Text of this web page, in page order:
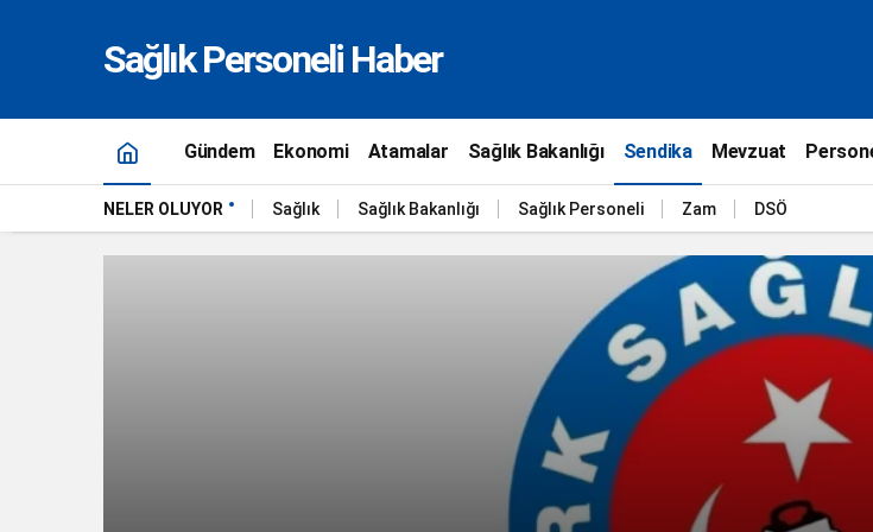
Sağlık Personeli Haber
Gündem Ekonomi Atamalar Sağlık Bakanlığı Sendika Mevzuat
NELER OLUYOR Sağlık Sağlık Bakanlığı Sağlık Personeli Zam DSÖ